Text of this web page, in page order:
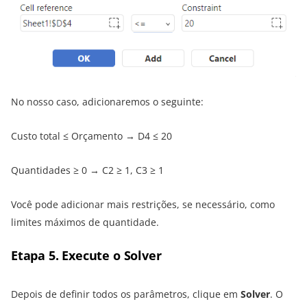
No nosso caso, adicionaremos o seguinte:
Custo total ≤ Orçamento → D4 ≤ 20
Quantidades ≥ 0 → C2 ≥ 1, C3 ≥ 1
Você pode adicionar mais restrições, se necessário, como
limites máximos de quantidade.
Etapa 5. Execute o Solver
Depois de definir todos os parâmetros, clique em Solver. O